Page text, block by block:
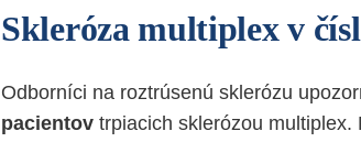
Skleróza multiplex v
Odborníci na roztrúsenú sklerózu
pacientov trpiacich sklerózou